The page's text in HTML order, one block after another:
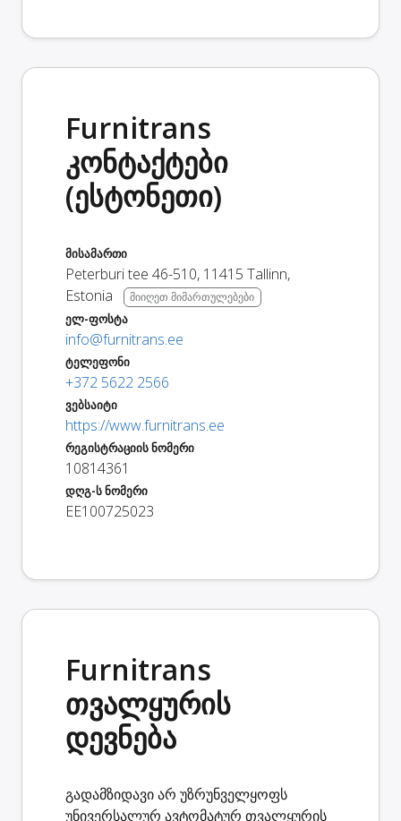
Furnitrans
კონტაქტები
(ესტონეთი)
მისამართი
Peterburi tee 46-510, 11415 Tallinn,
Estonia
მიიღეთ მიმართულებები
ელ-ფოსტა
info@furnitrans.ee
ტელეფონი
+372 5622 2566
ვებსაიტი
https://www.furnitrans.ee
რეგისტრაციის ნომერი
10814361
დღგ-ს ნომერი
EE100725023
Furnitrans
თვალყურის
დევნება
გადამზიდავი არ უზრუნველყოფს
უნივერსალურ ავტომატურ თვალყურის